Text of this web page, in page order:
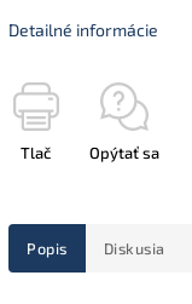
Detailné informácie
Tlač Opýtať sa
Popis Diskusia